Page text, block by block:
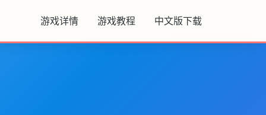
游戏详情 游戏教程 中文版下载